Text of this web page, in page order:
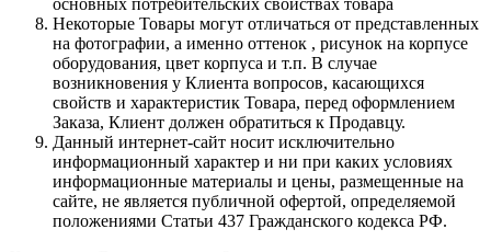
Некоторые Товары могут отличаться от представленных
на фотографии, а именно оттенок , рисунок на корпусе
оборудования, цвет корпуса и т.п. В случае
возникновения у Клиента вопросов, касающихся
свойств и характеристик Товара, перед оформлением
Заказа, Клиент должен обратиться к Продавцу.
Данный интернет-сайт носит исключительно
информационный характер и ни при каких условиях
информационные материалы и цены, размещенные на
сайте, не является публичной офертой, определяемой
положениями Статьи 437 Гражданского кодекса РФ.